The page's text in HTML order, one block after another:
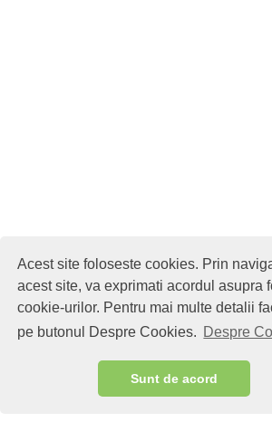
Acest site foloseste cookies. Prin
acest site, va exprimati acordul asupra
cookie-urilor. Pentru mai multe detalii
pe butonul Despre Cookies. Despre
Sunt de acord